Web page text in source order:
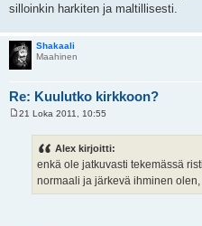
silloinkin harkiten ja maltillisesti.
Shakaali
Maahinen
Re: Kuulutko kirkkoon?
21 Loka 2011, 10:55
Alex kirjoitti:
enkä ole jatkuvasti tekemässä
normaali ja järkevä ihminen